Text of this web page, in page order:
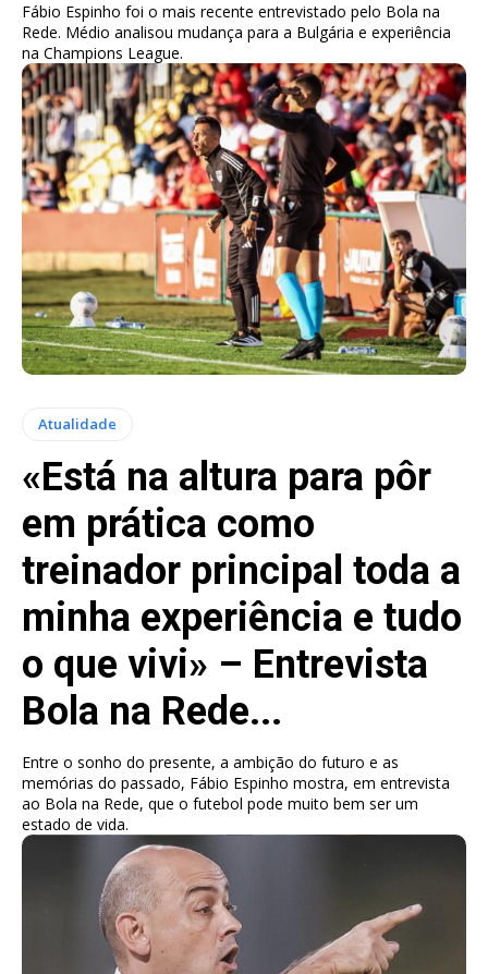
Fábio Espinho foi o mais recente entrevistado pelo Bola na
Rede. Médio analisou mudança para a Bulgária e experiência
na Champions League.
Atualidade
«Está na altura para pôr
em prática como
treinador principal toda a
minha experiência e tudo
o que vivi» – Entrevista
Bola na Rede...
Entre o sonho do presente, a ambição do futuro e as
memórias do passado, Fábio Espinho mostra, em entrevista
ao Bola na Rede, que o futebol pode muito bem ser um
estado de vida.